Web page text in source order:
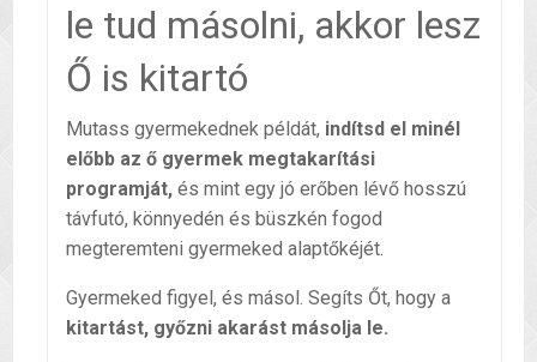
le tud másolni, akkor lesz
Ő is kitartó
Mutass gyermekednek példát, indítsd el minél
előbb az ő gyermek megtakarítási
programját, és mint egy jó erőben lévő hosszú
távfutó, könnyedén és büszkén fogod
megteremteni gyermeked alaptőkéjét.
Gyermeked figyel, és másol. Segíts Őt, hogy a
kitartást, győzni akarást másolja le.